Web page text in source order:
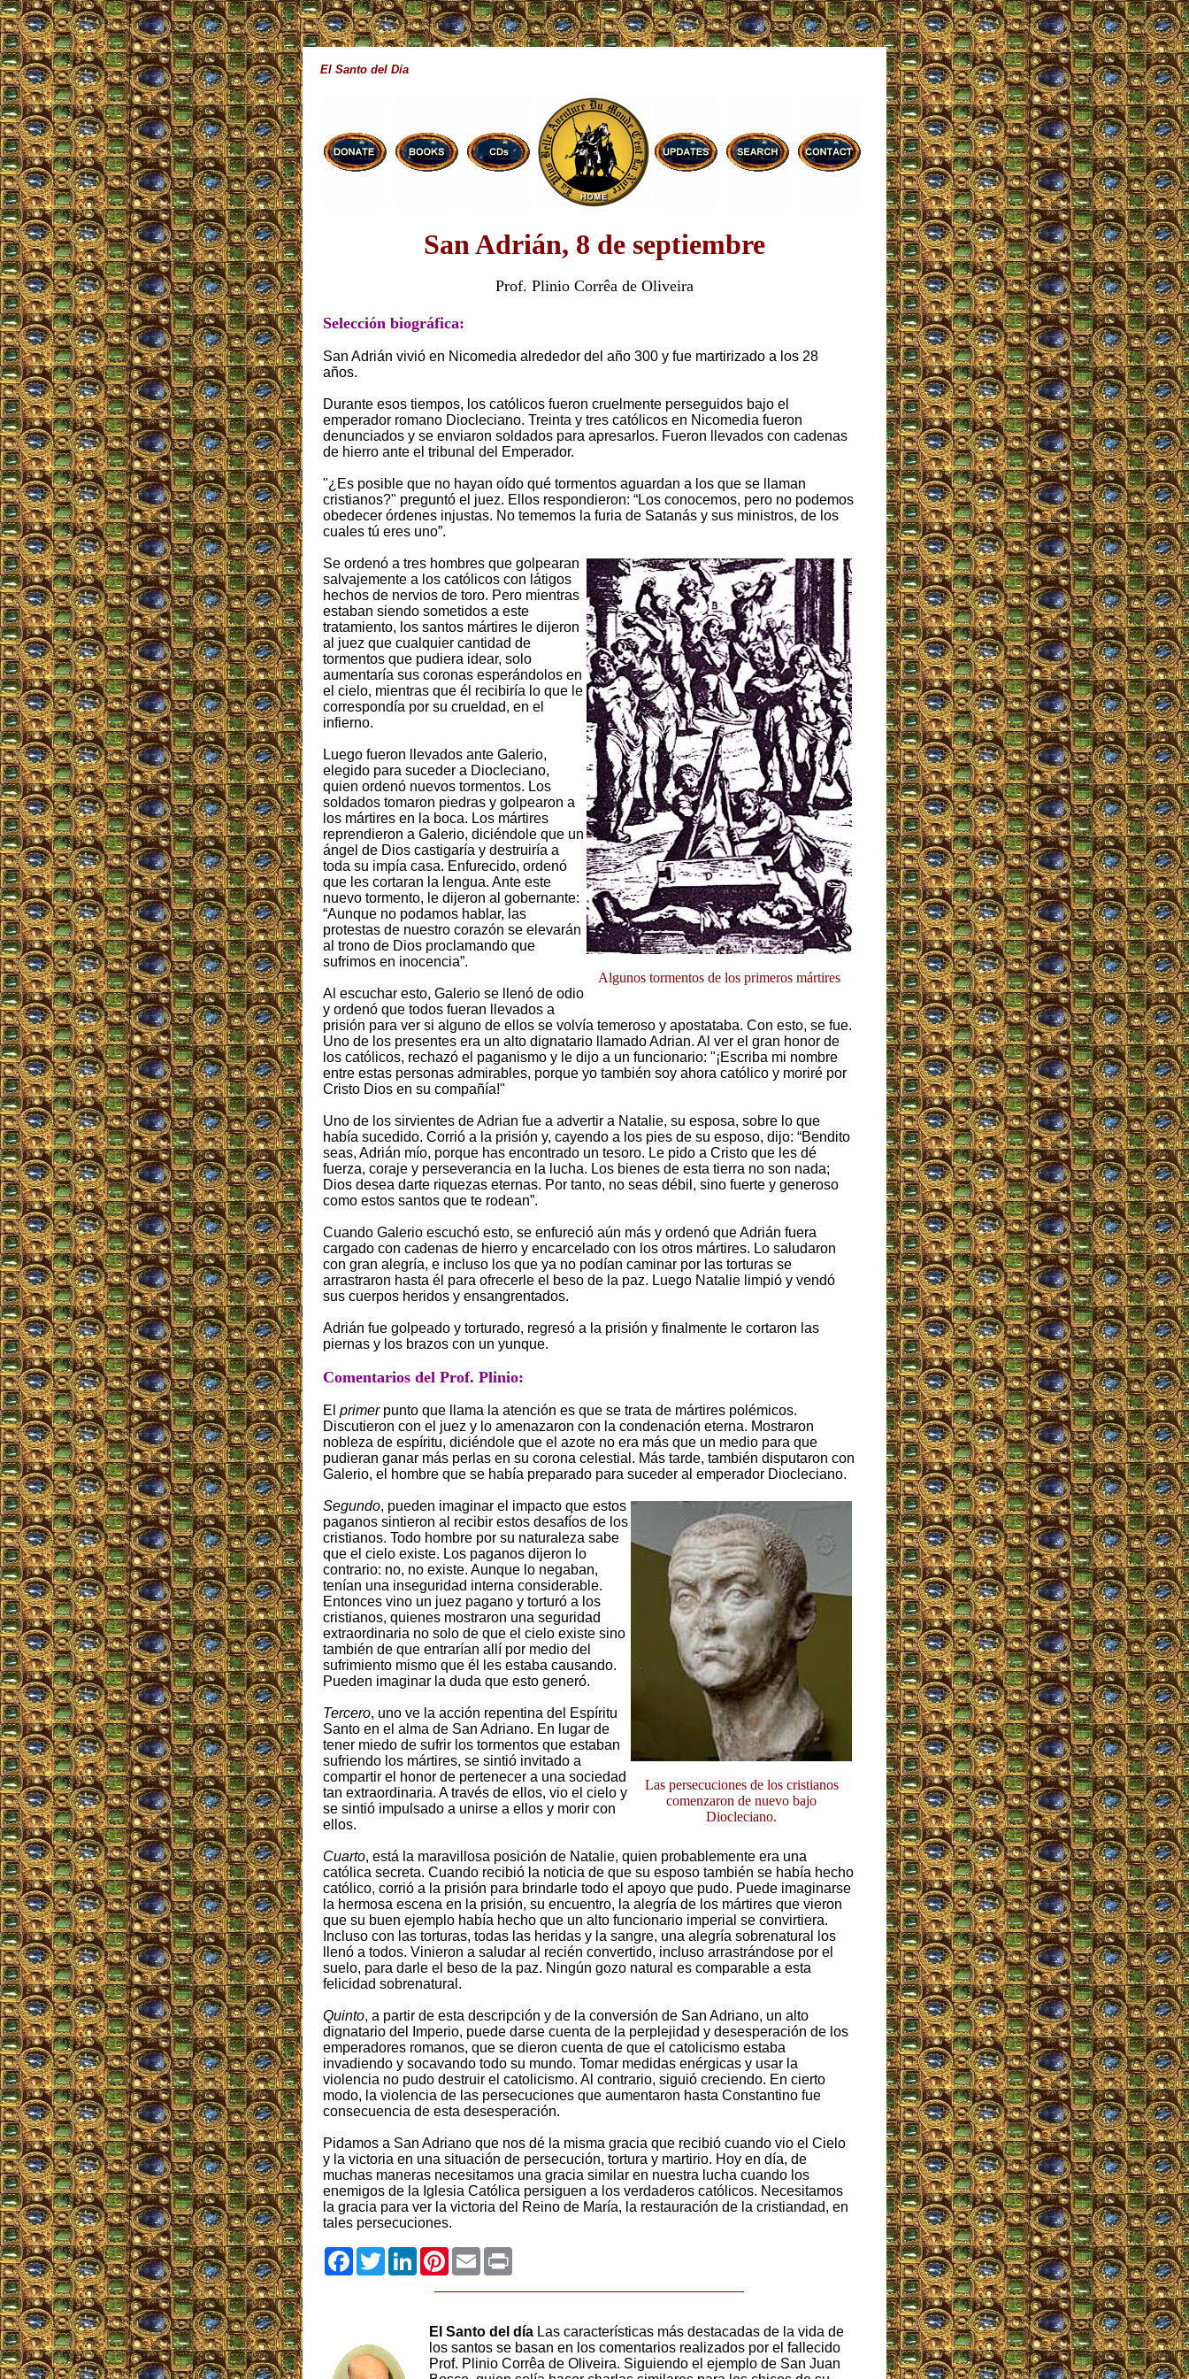
El Santo del Día
San Adrián, 8 de septiembre
Prof. Plinio Corrêa de Oliveira
Selección biográfica:
San Adrián vivió en Nicomedia alrededor del año 300 y fue martirizado a los 28
años.
Durante esos tiempos, los católicos fueron cruelmente perseguidos bajo el
emperador romano Diocleciano. Treinta y tres católicos en Nicomedia fueron
denunciados y se enviaron soldados para apresarlos. Fueron llevados con cadenas
de hierro ante el tribunal del Emperador.
"¿Es posible que no hayan oído qué tormentos aguardan a los que se llaman
cristianos?" preguntó el juez. Ellos respondieron: “Los conocemos, pero no podemos
obedecer órdenes injustas. No tememos la furia de Satanás y sus ministros, de los
cuales tú eres uno”.
Algunos tormentos de los primeros mártires
Se ordenó a tres hombres que golpearan
salvajemente a los católicos con látigos
hechos de nervios de toro. Pero mientras
estaban siendo sometidos a este
tratamiento, los santos mártires le dijeron
al juez que cualquier cantidad de
tormentos que pudiera idear, solo
aumentaría sus coronas esperándolos en
el cielo, mientras que él recibiría lo que le
correspondía por su crueldad, en el
infierno.
Luego fueron llevados ante Galerio,
elegido para suceder a Diocleciano,
quien ordenó nuevos tormentos. Los
soldados tomaron piedras y golpearon a
los mártires en la boca. Los mártires
reprendieron a Galerio, diciéndole que un
ángel de Dios castigaría y destruiría a
toda su impía casa. Enfurecido, ordenó
que les cortaran la lengua. Ante este
nuevo tormento, le dijeron al gobernante:
“Aunque no podamos hablar, las
protestas de nuestro corazón se elevarán
al trono de Dios proclamando que
sufrimos en inocencia”.
Al escuchar esto, Galerio se llenó de odio
y ordenó que todos fueran llevados a
prisión para ver si alguno de ellos se volvía temeroso y apostataba. Con esto, se fue.
Uno de los presentes era un alto dignatario llamado Adrian. Al ver el gran honor de
los católicos, rechazó el paganismo y le dijo a un funcionario: "¡Escriba mi nombre
entre estas personas admirables, porque yo también soy ahora católico y moriré por
Cristo Dios en su compañía!"
Uno de los sirvientes de Adrian fue a advertir a Natalie, su esposa, sobre lo que
había sucedido. Corrió a la prisión y, cayendo a los pies de su esposo, dijo: “Bendito
seas, Adrián mío, porque has encontrado un tesoro. Le pido a Cristo que les dé
fuerza, coraje y perseverancia en la lucha. Los bienes de esta tierra no son nada;
Dios desea darte riquezas eternas. Por tanto, no seas débil, sino fuerte y generoso
como estos santos que te rodean”.
Cuando Galerio escuchó esto, se enfureció aún más y ordenó que Adrián fuera
cargado con cadenas de hierro y encarcelado con los otros mártires. Lo saludaron
con gran alegría, e incluso los que ya no podían caminar por las torturas se
arrastraron hasta él para ofrecerle el beso de la paz. Luego Natalie limpió y vendó
sus cuerpos heridos y ensangrentados.
Adrián fue golpeado y torturado, regresó a la prisión y finalmente le cortaron las
piernas y los brazos con un yunque.
Comentarios del Prof. Plinio:
El primer punto que llama la atención es que se trata de mártires polémicos.
Discutieron con el juez y lo amenazaron con la condenación eterna. Mostraron
nobleza de espíritu, diciéndole que el azote no era más que un medio para que
pudieran ganar más perlas en su corona celestial. Más tarde, también disputaron con
Galerio, el hombre que se había preparado para suceder al emperador Diocleciano.
Las persecuciones de los cristianos
comenzaron de nuevo bajo
Diocleciano.
Segundo, pueden imaginar el impacto que estos
paganos sintieron al recibir estos desafíos de los
cristianos. Todo hombre por su naturaleza sabe
que el cielo existe. Los paganos dijeron lo
contrario: no, no existe. Aunque lo negaban,
tenían una inseguridad interna considerable.
Entonces vino un juez pagano y torturó a los
cristianos, quienes mostraron una seguridad
extraordinaria no solo de que el cielo existe sino
también de que entrarían allí por medio del
sufrimiento mismo que él les estaba causando.
Pueden imaginar la duda que esto generó.
Tercero, uno ve la acción repentina del Espíritu
Santo en el alma de San Adriano. En lugar de
tener miedo de sufrir los tormentos que estaban
sufriendo los mártires, se sintió invitado a
compartir el honor de pertenecer a una sociedad
tan extraordinaria. A través de ellos, vio el cielo y
se sintió impulsado a unirse a ellos y morir con
ellos.
Cuarto, está la maravillosa posición de Natalie, quien probablemente era una
católica secreta. Cuando recibió la noticia de que su esposo también se había hecho
católico, corrió a la prisión para brindarle todo el apoyo que pudo. Puede imaginarse
la hermosa escena en la prisión, su encuentro, la alegría de los mártires que vieron
que su buen ejemplo había hecho que un alto funcionario imperial se convirtiera.
Incluso con las torturas, todas las heridas y la sangre, una alegría sobrenatural los
llenó a todos. Vinieron a saludar al recién convertido, incluso arrastrándose por el
suelo, para darle el beso de la paz. Ningún gozo natural es comparable a esta
felicidad sobrenatural.
Quinto, a partir de esta descripción y de la conversión de San Adriano, un alto
dignatario del Imperio, puede darse cuenta de la perplejidad y desesperación de los
emperadores romanos, que se dieron cuenta de que el catolicismo estaba
invadiendo y socavando todo su mundo. Tomar medidas enérgicas y usar la
violencia no pudo destruir el catolicismo. Al contrario, siguió creciendo. En cierto
modo, la violencia de las persecuciones que aumentaron hasta Constantino fue
consecuencia de esta desesperación.
Pidamos a San Adriano que nos dé la misma gracia que recibió cuando vio el Cielo
y la victoria en una situación de persecución, tortura y martirio. Hoy en día, de
muchas maneras necesitamos una gracia similar en nuestra lucha cuando los
enemigos de la Iglesia Católica persiguen a los verdaderos católicos. Necesitamos
la gracia para ver la victoria del Reino de María, la restauración de la cristiandad, en
tales persecuciones.
FacebookTwitterLinkedInPinterest
Email
El Santo del día Las características más destacadas de la vida de
los santos se basan en los comentarios realizados por el fallecido
Prof. Plinio Corrêa de Oliveira. Siguiendo el ejemplo de San Juan